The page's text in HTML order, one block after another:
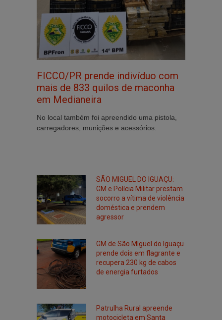
FICCO/PR prende indivíduo com
mais de 833 quilos de maconha
em Medianeira
No local também foi apreendido uma pistola,
carregadores, munições e acessórios.
SÃO MIGUEL DO IGUAÇU:
GM e Polícia Militar prestam
socorro a vítima de violência
doméstica e prendem
agressor
GM de São MIguel do Iguaçu
prende dois em flagrante e
recupera 230 kg de cabos
de energia furtados
Patrulha Rural apreende
motocicleta em Santa